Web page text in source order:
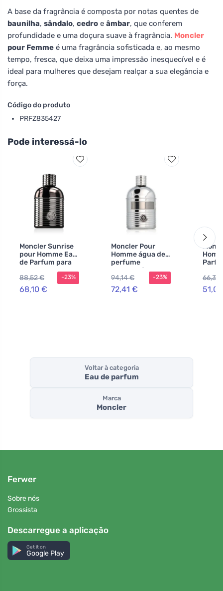
A base da fragrância é composta por notas quentes de
baunilha, sândalo, cedro e âmbar, que conferem
profundidade e uma doçura suave à fragrância. Moncler
pour Femme é uma fragrância sofisticada e, ao mesmo
tempo, fresca, que deixa uma impressão inesquecível e é
ideal para mulheres que desejam realçar a sua elegância e
força.
Código do produto
PRFZ835427
Pode interessá-lo
Moncler Sunrise
pour Homme Eau
de Parfum para
88,52 €
68,10 €
-23%
Moncler Pour
Homme água de
perfume
recarregável
para homens
94,14 €
72,41 €
-23%
66,31
Voltar à categoria
Eau de parfum
Marca
Moncler
Ferwer
Sobre nós
Grossista
Descarregue a aplicação
Get it on
Google Play